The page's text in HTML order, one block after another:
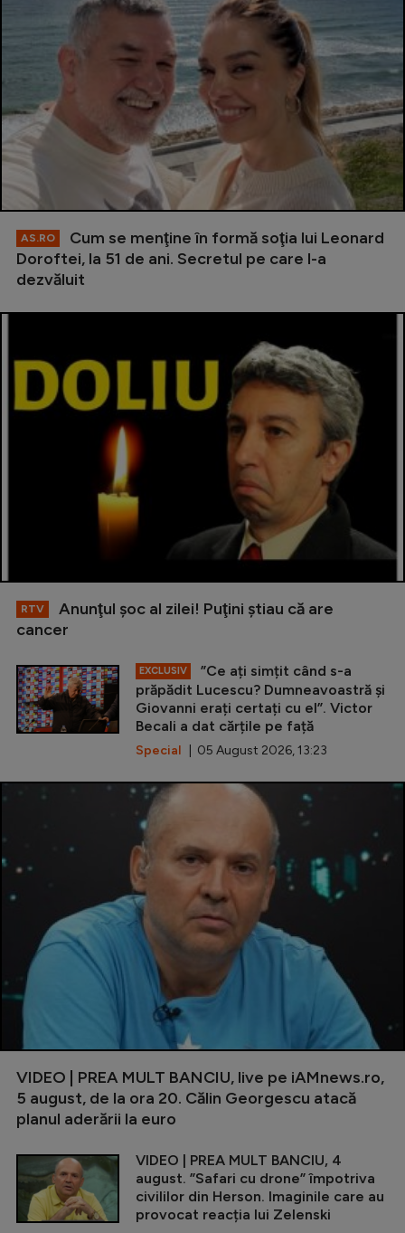
AS.RO
Cum se menţine în formă soţia lui Leonard
Doroftei, la 51 de ani. Secretul pe care l-a
dezvăluit
RTV
Anunţul şoc al zilei! Puţini ştiau că are
cancer
EXCLUSIV
”Ce ați simțit când s-a
prăpădit Lucescu? Dumneavoastră și
Giovanni erați certați cu el”. Victor
Becali a dat cărțile pe față
Special | 05 August 2026, 13:23
VIDEO | PREA MULT BANCIU, live pe iAMnews.ro,
5 august, de la ora 20. Călin Georgescu atacă
planul aderării la euro
VIDEO | PREA MULT BANCIU, 4
august. ”Safari cu drone” împotriva
civililor din Herson. Imaginile care au
provocat reacția lui Zelenski